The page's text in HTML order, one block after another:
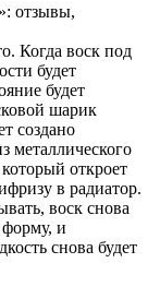
отзывы,
Когда воск под
будет
будет
шарик
создано
металлического
откроет
в радиатор.
воск снова
и
снова будет